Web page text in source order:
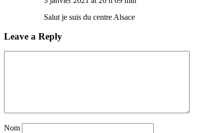
Salut je suis du centre Alsace
Leave a Reply
Nom